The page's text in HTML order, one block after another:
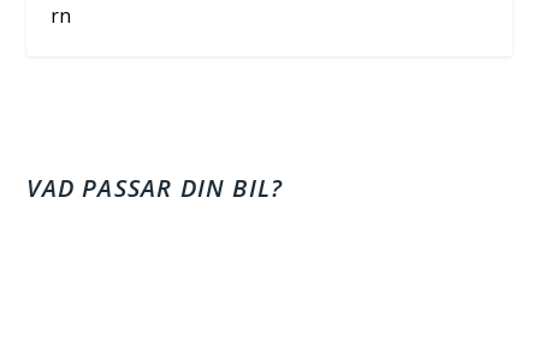
rn
VAD PASSAR DIN BIL?